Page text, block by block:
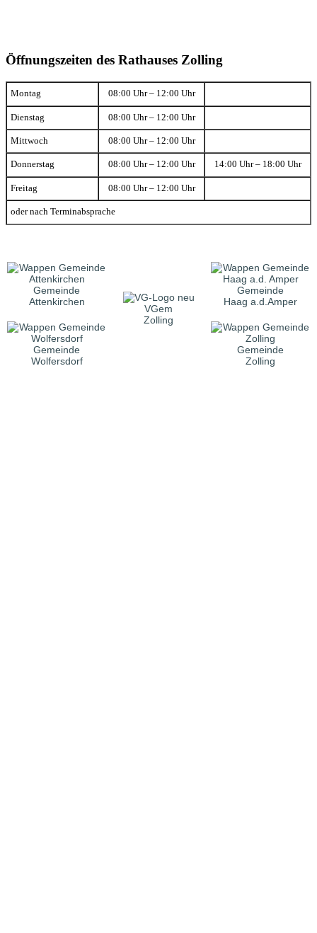
Öffnungszeiten des Rathauses Zolling
Montag 08:00 Uhr – 12:00 Uhr
Dienstag 08:00 Uhr – 12:00 Uhr
Mittwoch 08:00 Uhr – 12:00 Uhr
Donnerstag 08:00 Uhr – 12:00 Uhr 14:00 Uhr – 18:00 Uhr
Freitag 08:00 Uhr – 12:00 Uhr
oder nach Terminabsprache
Gemeinde
Attenkirchen
VGem
Zolling
Gemeinde
Haag a.d.Amper
Gemeinde
Wolfersdorf
Gemeinde
Zolling